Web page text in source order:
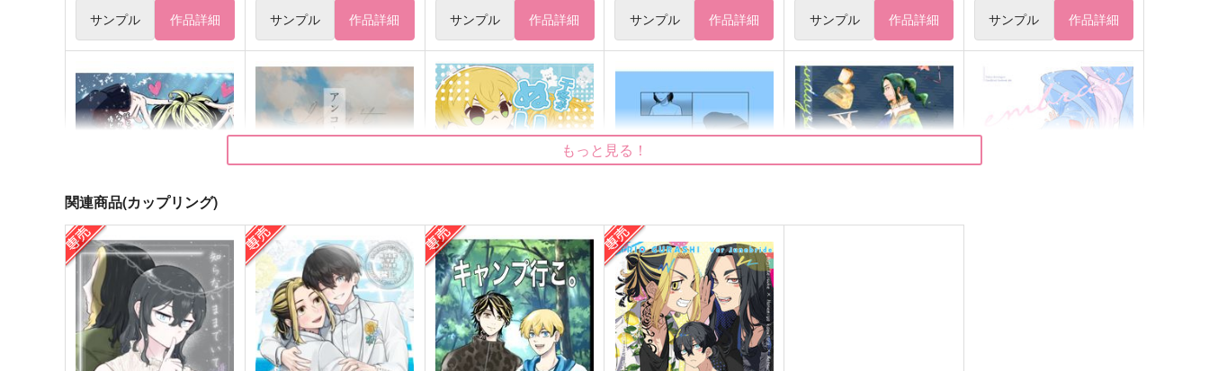
サンプル 作品詳細 サンプル 作品詳細 サンプル 作品詳細 サンプル 作品詳細 サンプル 作品詳細 サンプル 作品詳細
ALL IDOL TORA
ONESTAR
660円（税込）
アンコールはいらない
CHIBORI
993円（税込）
千冬がぬいになりまして！？
TSUBUKKO
629円（税込）
Anecdotes
こんなもん
472円 （税込）
もっと見る！
関連商品(カップリング)